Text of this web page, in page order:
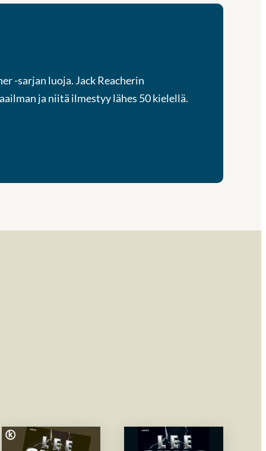
-sarjan luoja. Jack Reacherin
ja niitä ilmestyy lähes 50 kielellä.